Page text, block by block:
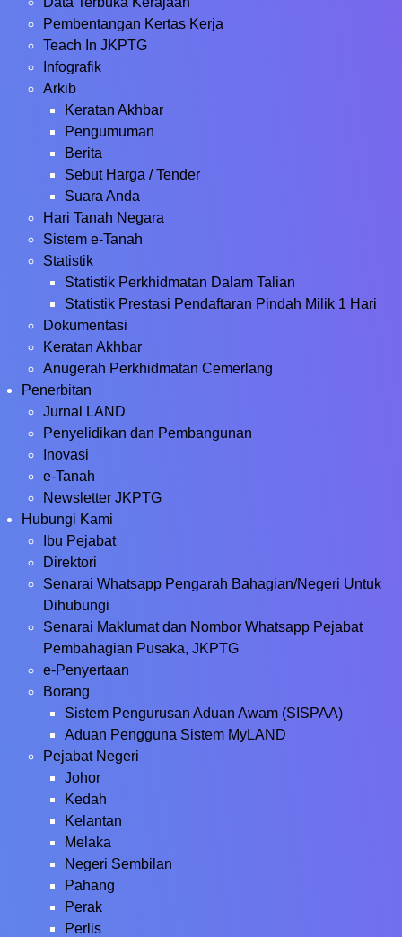
Pembentangan Kertas Kerja
Teach In JKPTG
Infografik
Arkib
Keratan Akhbar
Pengumuman
Berita
Sebut Harga / Tender
Suara Anda
Hari Tanah Negara
Sistem e-Tanah
Statistik
Statistik Perkhidmatan Dalam Talian
Statistik Prestasi Pendaftaran Pindah Milik 1 Hari
Dokumentasi
Keratan Akhbar
Anugerah Perkhidmatan Cemerlang
Penerbitan
Jurnal LAND
Penyelidikan dan Pembangunan
Inovasi
e-Tanah
Newsletter JKPTG
Hubungi Kami
Ibu Pejabat
Direktori
Senarai Whatsapp Pengarah Bahagian/Negeri Untuk
Dihubungi
Senarai Maklumat dan Nombor Whatsapp Pejabat
Pembahagian Pusaka, JKPTG
e-Penyertaan
Borang
Sistem Pengurusan Aduan Awam (SISPAA)
Aduan Pengguna Sistem MyLAND
Pejabat Negeri
Johor
Kedah
Kelantan
Melaka
Negeri Sembilan
Pahang
Perak
Perlis